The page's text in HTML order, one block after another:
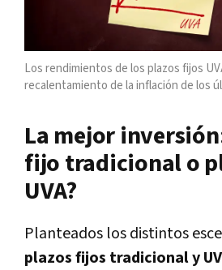
Los rendimientos de los plazos fijos
recalentamiento de la inflación de los
La mejor
fijo tradicional o
UVA?
Planteados los distintos
plazos fijos tradicional y